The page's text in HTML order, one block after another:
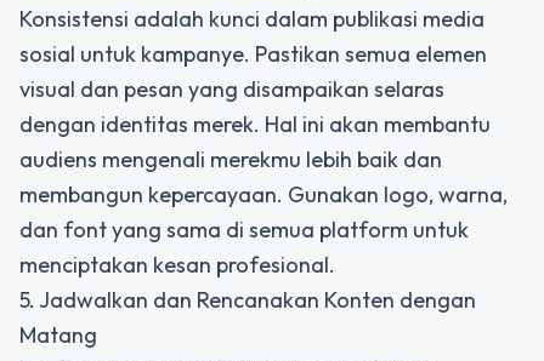
Konsistensi adalah kunci dalam publikasi media
sosial untuk kampanye. Pastikan semua elemen
visual dan pesan yang disampaikan selaras
dengan identitas merek. Hal ini akan membantu
audiens mengenali merekmu lebih baik dan
membangun kepercayaan. Gunakan logo, warna,
dan font yang sama di semua platform untuk
menciptakan kesan profesional.
5. Jadwalkan dan Rencanakan Konten dengan
Matang